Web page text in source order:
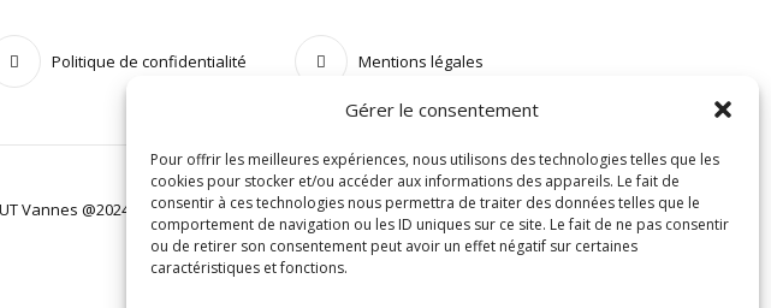
Gérer le consentement
Pour offrir les meilleures expériences, nous utilisons des technologies telles que les
cookies pour stocker et/ou accéder aux informations des appareils. Le fait de
consentir à ces technologies nous permettra de traiter des données telles que le
comportement de navigation ou les ID uniques sur ce site. Le fait de ne pas consentir
ou de retirer son consentement peut avoir un effet négatif sur certaines
caractéristiques et fonctions.
Politique de confidentialité Mentions légales
Vannes @2024